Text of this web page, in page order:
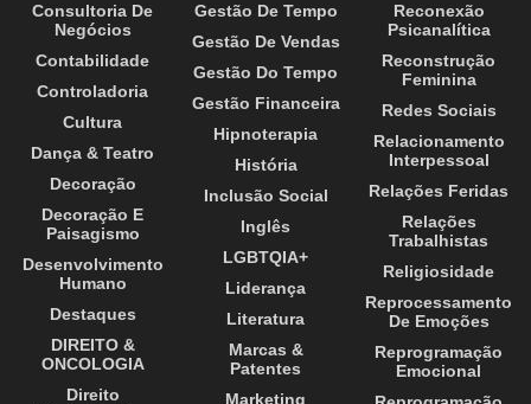
Consultoria De
Negócios
Contabilidade
Controladoria
Cultura
Dança & Teatro
Decoração
Decoração E
Paisagismo
Desenvolvimento
Humano
Destaques
DIREITO &
ONCOLOGIA
Direito
Gestão De Tempo
Gestão De Vendas
Gestão Do Tempo
Gestão Financeira
Hipnoterapia
História
Inclusão Social
Inglês
LGBTQIA+
Liderança
Literatura
Marcas &
Patentes
Marketing
Reconexão
Psicanalítica
Reconstrução
Feminina
Redes Sociais
Relacionamento
Interpessoal
Relações Feridas
Relações
Trabalhistas
Religiosidade
Reprocessamento
De Emoções
Reprogramação
Emocional